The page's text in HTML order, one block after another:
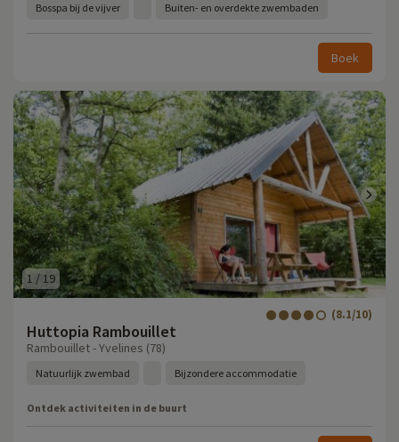
Bosspa bij de vijver Buiten- en overdekte zwembaden
Boek
1 / 19
Huttopia Rambouillet
(8.1/10)
Rambouillet - Yvelines (78)
Natuurlijk zwembad Bijzondere accommodatie
Ontdek activiteiten in de buurt